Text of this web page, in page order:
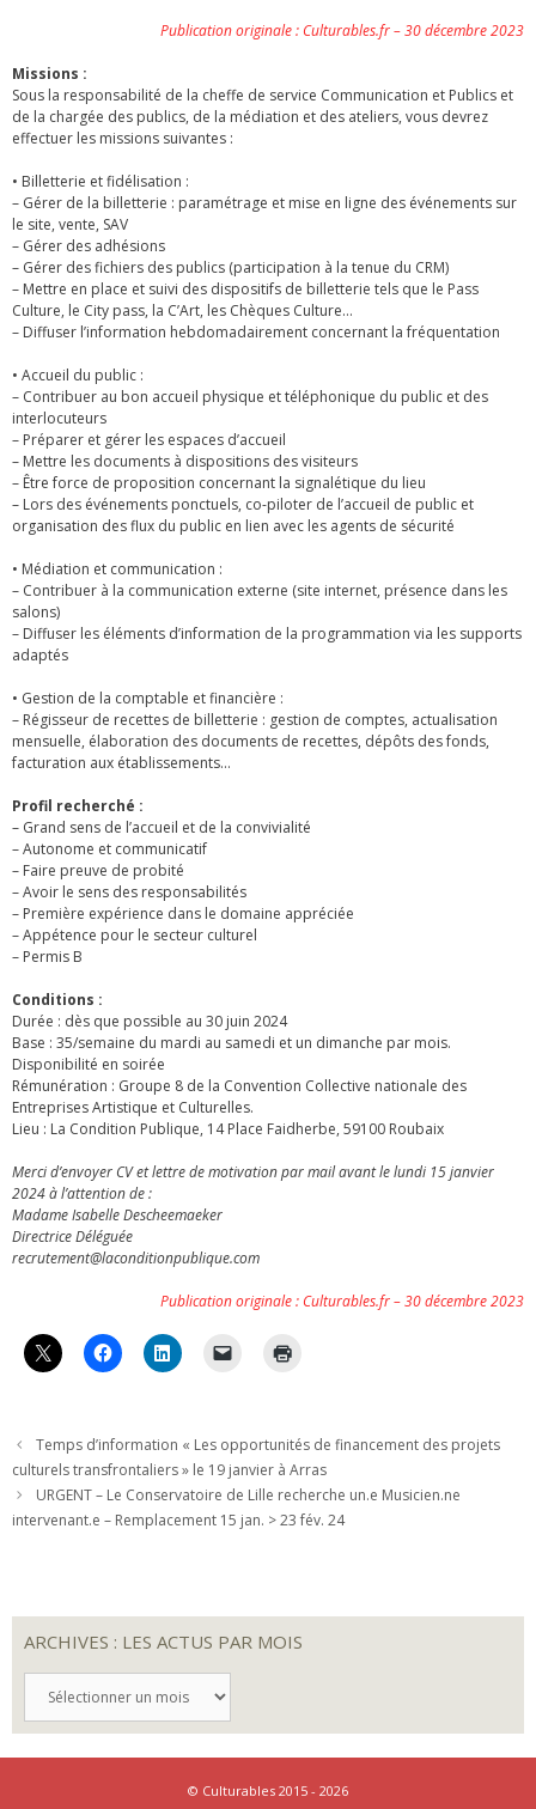
Publication originale : Culturables.fr – 30 décembre 2023
Missions :
Sous la responsabilité de la cheffe de service Communication et Publics et
de la chargée des publics, de la médiation et des ateliers, vous devrez
effectuer les missions suivantes :
• Billetterie et fidélisation :
– Gérer de la billetterie : paramétrage et mise en ligne des événements sur
le site, vente, SAV
– Gérer des adhésions
– Gérer des fichiers des publics (participation à la tenue du CRM)
– Mettre en place et suivi des dispositifs de billetterie tels que le Pass
Culture, le City pass, la C’Art, les Chèques Culture…
– Diffuser l’information hebdomadairement concernant la fréquentation
• Accueil du public :
– Contribuer au bon accueil physique et téléphonique du public et des
interlocuteurs
– Préparer et gérer les espaces d’accueil
– Mettre les documents à dispositions des visiteurs
– Être force de proposition concernant la signalétique du lieu
– Lors des événements ponctuels, co-piloter de l’accueil de public et
organisation des flux du public en lien avec les agents de sécurité
• Médiation et communication :
– Contribuer à la communication externe (site internet, présence dans les
salons)
– Diffuser les éléments d’information de la programmation via les supports
adaptés
• Gestion de la comptable et financière :
– Régisseur de recettes de billetterie : gestion de comptes, actualisation
mensuelle, élaboration des documents de recettes, dépôts des fonds,
facturation aux établissements…
Profil recherché :
– Grand sens de l’accueil et de la convivialité
– Autonome et communicatif
– Faire preuve de probité
– Avoir le sens des responsabilités
– Première expérience dans le domaine appréciée
– Appétence pour le secteur culturel
– Permis B
Conditions :
Durée : dès que possible au 30 juin 2024
Base : 35/semaine du mardi au samedi et un dimanche par mois.
Disponibilité en soirée
Rémunération : Groupe 8 de la Convention Collective nationale des
Entreprises Artistique et Culturelles.
Lieu : La Condition Publique, 14 Place Faidherbe, 59100 Roubaix
Merci d’envoyer CV et lettre de motivation par mail avant le lundi 15 janvier
2024 à l’attention de :
Madame Isabelle Descheemaeker
Directrice Déléguée
recrutement@laconditionpublique.com
Publication originale : Culturables.fr – 30 décembre 2023
Temps d’information « Les opportunités de financement des projets
culturels transfrontaliers » le 19 janvier à Arras
URGENT – Le Conservatoire de Lille recherche un.e Musicien.ne
intervenant.e – Remplacement 15 jan. > 23 fév. 24
ARCHIVES : LES ACTUS PAR MOIS
LES
© Culturables 2015 - 2026